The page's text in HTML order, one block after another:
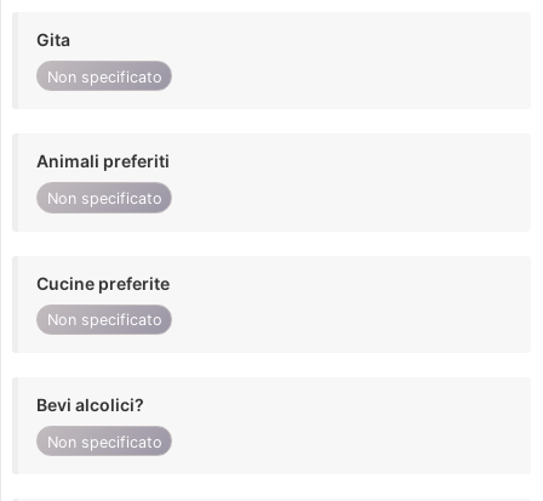
Gita
Non specificato
Animali preferiti
Non specificato
Cucine preferite
Non specificato
Bevi alcolici?
Non specificato